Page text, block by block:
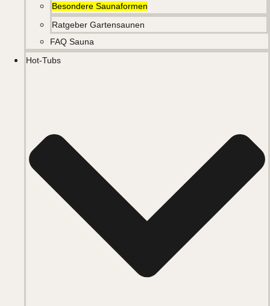
Besondere Saunaformen
Ratgeber Gartensaunen
FAQ Sauna
Hot-Tubs